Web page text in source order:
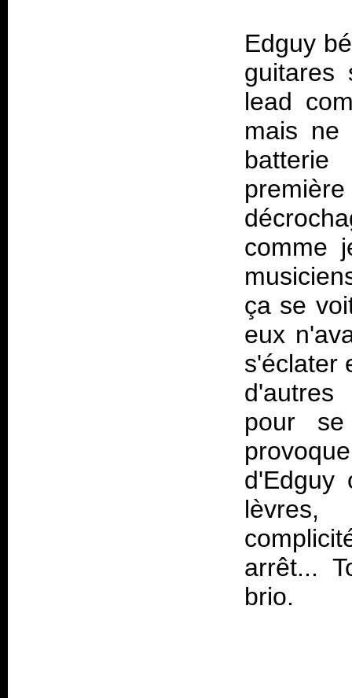
Edguy
guitares
lead
mais ne
batterie
comme
ça se
eux
s'éclater
d'autres
pour
d'Edguy
lèvres,
arrêt...
brio.